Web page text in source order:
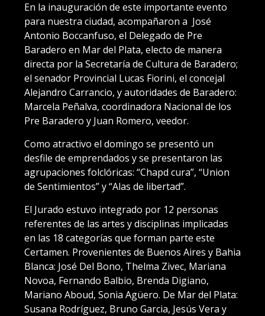
En la inauguración de este importante evento
para nuestra ciudad, acompañaron a José
Antonio Boccanfuso, el Delegado de Pre
Baradero en Mar del Plata, electo de manera
directa por la Secretaría de Cultura de Baradero;
el senador Provincial Lucas Fiorini, el concejal
Alejandro Carrancio, y autoridades de Baradero:
Marcela Peñalva, coordinadora Nacional de los
Pre Baradero y Juan Romero, veedor.
Como atractivo el domingo se presentó un
desfile de emprendados y se presentaron las
agrupaciones folclóricas: “Chapd cura”, “Union
de Sentimientos” y “Alas de libertad”.
El Jurado estuvo integrado por 12 personas
referentes de las artes y disciplinas implicadas
en las 18 categorías que forman parte este
Certamen. Provenientes de Buenos Aires y Bahia
Blanca: José Del Bono, Thelma Zivec, Mariana
Novoa, Fernando Balbio, Brenda Digiano,
Mariano Aboud, Sonia Agüero. De Mar del Plata:
Susana Rodríguez, Bruno Garcia, Jesús Vera y